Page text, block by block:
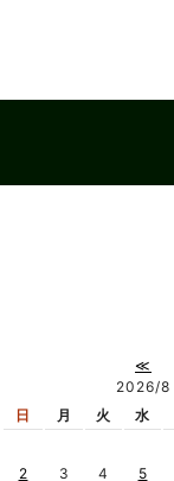
≪
2026/
日
月 火 水
2
3 4 5